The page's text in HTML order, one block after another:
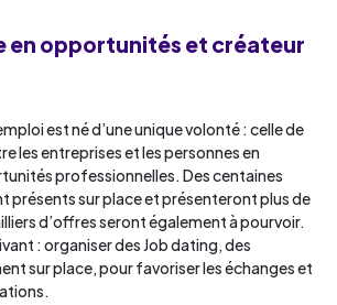
en opportunités et créateur
est né d’une unique volonté : celle de
les entreprises et les personnes en
professionnelles. Des centaines
présents sur place et présenteront plus de
d’offres seront également à pourvoir.
: organiser des Job dating, des
sur place, pour favoriser les échanges et